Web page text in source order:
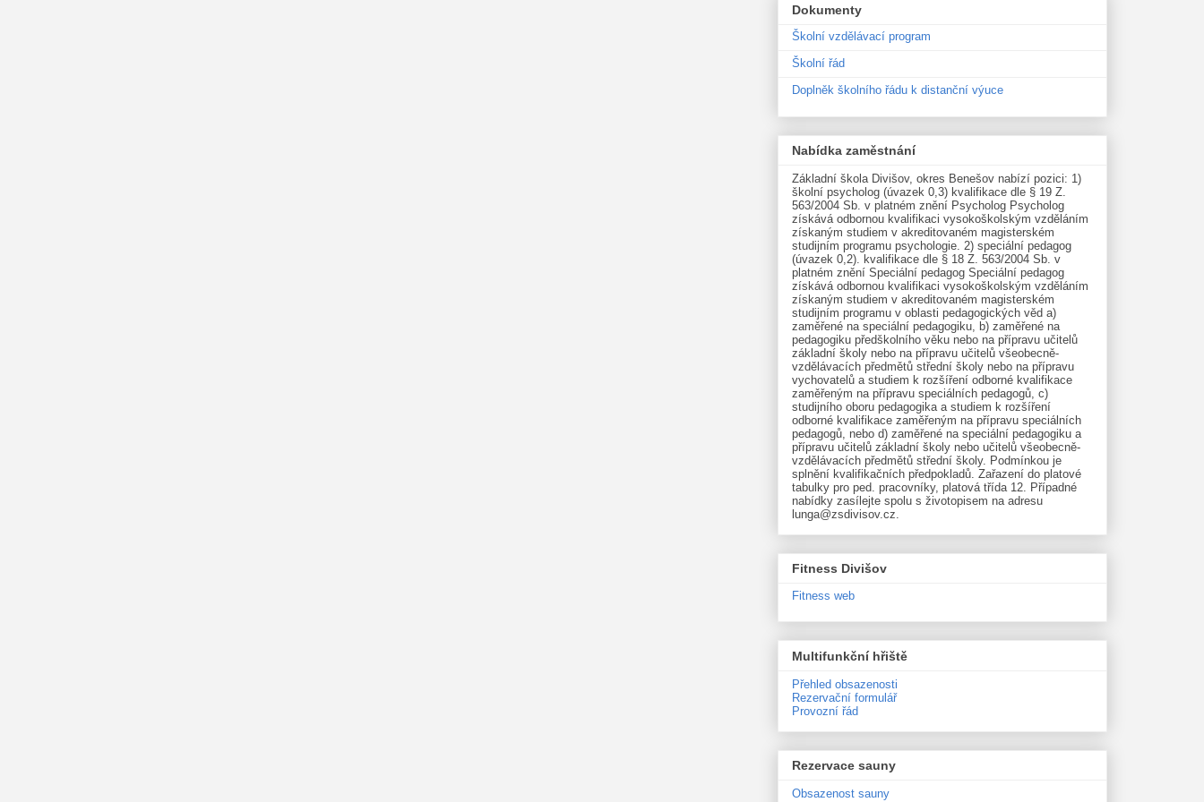
Dokumenty
Školní vzdělávací program
Školní řád
Doplněk školního řádu k distanční výuce
Nabídka zaměstnání
Základní škola Divišov, okres Benešov nabízí pozici: 1)
školní psycholog (úvazek 0,3) kvalifikace dle § 19 Z.
563/2004 Sb. v platném znění Psycholog Psycholog
získává odbornou kvalifikaci vysokoškolským vzděláním
získaným studiem v akreditovaném magisterském
studijním programu psychologie. 2) speciální pedagog
(úvazek 0,2). kvalifikace dle § 18 Z. 563/2004 Sb. v
platném znění Speciální pedagog Speciální pedagog
získává odbornou kvalifikaci vysokoškolským vzděláním
získaným studiem v akreditovaném magisterském
studijním programu v oblasti pedagogických věd a)
zaměřené na speciální pedagogiku, b) zaměřené na
pedagogiku předškolního věku nebo na přípravu učitelů
základní školy nebo na přípravu učitelů všeobecně-
vzdělávacích předmětů střední školy nebo na přípravu
vychovatelů a studiem k rozšíření odborné kvalifikace
zaměřeným na přípravu speciálních pedagogů, c)
studijního oboru pedagogika a studiem k rozšíření
odborné kvalifikace zaměřeným na přípravu speciálních
pedagogů, nebo d) zaměřené na speciální pedagogiku a
přípravu učitelů základní školy nebo učitelů všeobecně-
vzdělávacích předmětů střední školy. Podmínkou je
splnění kvalifikačních předpokladů. Zařazení do platové
tabulky pro ped. pracovníky, platová třída 12. Případné
nabídky zasílejte spolu s životopisem na adresu
lunga@zsdivisov.cz.
Fitness Divišov
Fitness web
Multifunkční hřiště
Přehled obsazenosti
Rezervační formulář
Provozní řád
Rezervace sauny
Obsazenost sauny